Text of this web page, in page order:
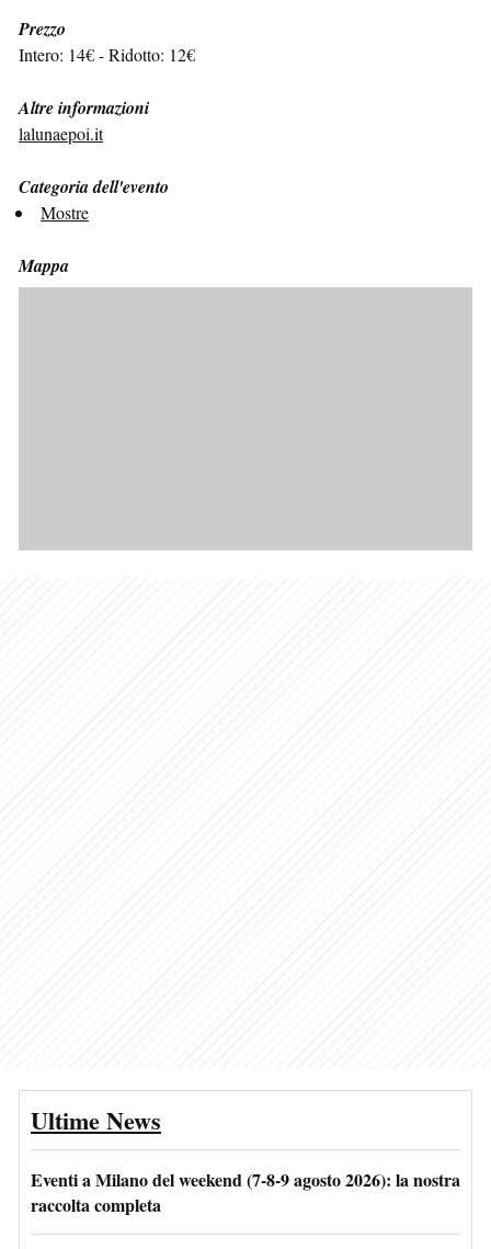
Prezzo
Intero: 14€ - Ridotto: 12€
Altre informazioni
lalunaepoi.it
Categoria dell'evento
Mostre
Mappa
Ultime News
Eventi a Milano del weekend (7-8-9 agosto 2026): la nostra
raccolta completa